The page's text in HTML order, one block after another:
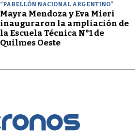
“PABELLÓN NACIONAL ARGENTINO”
Mayra Mendoza y Eva Mieri
inauguraron la ampliación de
la Escuela Técnica N°1 de
Quilmes Oeste